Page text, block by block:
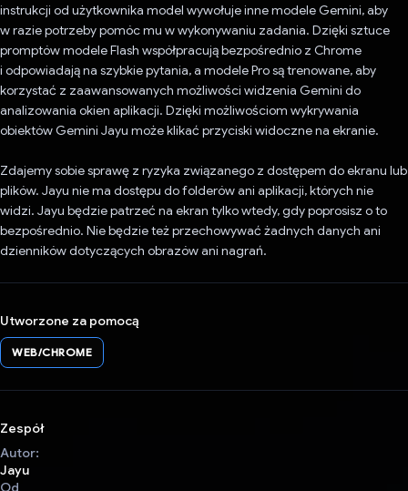
instrukcji od użytkownika model wywołuje inne modele Gemini, aby
w razie potrzeby pomóc mu w wykonywaniu zadania. Dzięki sztuce
promptów modele Flash współpracują bezpośrednio z Chrome
i odpowiadają na szybkie pytania, a modele Pro są trenowane, aby
korzystać z zaawansowanych możliwości widzenia Gemini do
analizowania okien aplikacji. Dzięki możliwościom wykrywania
obiektów Gemini Jayu może klikać przyciski widoczne na ekranie.
Zdajemy sobie sprawę z ryzyka związanego z dostępem do ekranu lub
plików. Jayu nie ma dostępu do folderów ani aplikacji, których nie
widzi. Jayu będzie patrzeć na ekran tylko wtedy, gdy poprosisz o to
bezpośrednio. Nie będzie też przechowywać żadnych danych ani
dzienników dotyczących obrazów ani nagrań.
Utworzone za pomocą
WEB/CHROME
Zespół
Autor:
Jayu
Od